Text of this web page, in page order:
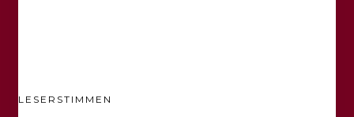
LESERSTIMMEN